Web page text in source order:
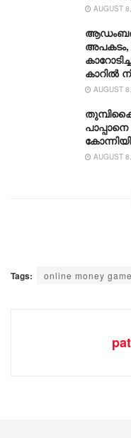
AUGUST
ആഡംബര
അപകടം,
കാറില്‍
AUGUST
AUGUST
Tags: online money